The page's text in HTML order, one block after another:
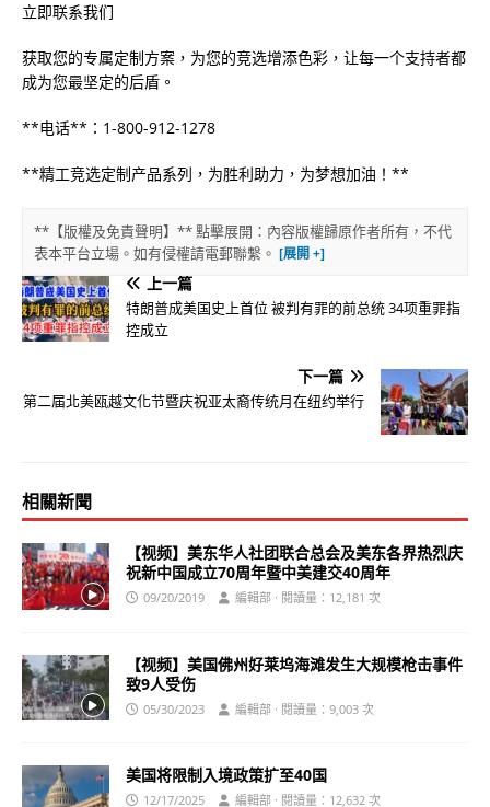
立即联系我们
获取您的专属定制方案，为您的竞选增添色彩，让每一个支持者都
成为您最坚定的后盾。
**电话**：1-800-912-1278
**精工竞选定制产品系列，为胜利助力，为梦想加油！**
**【版權及免責聲明】** 點擊展開：內容版權歸原作者所有，不代
表本平台立場。如有侵權請電郵聯繫。
上一篇
特朗普成美国史上首位 被判有罪的前总统 34项重罪指
控成立
下一篇
第二届北美瓯越文化节暨庆祝亚太裔传统月在纽约举行
相關新聞
【视频】美东华人社团联合总会及美东各界热烈庆
祝新中国成立70周年暨中美建交40周年
09/20/2019 編輯部 · 閱讀量：12,181 次
【视频】美国佛州好莱坞海滩发生大规模枪击事件
致9人受伤
05/30/2023 編輯部 · 閱讀量：9,003 次
美国将限制入境政策扩至40国
12/17/2025 編輯部 · 閱讀量：12,632 次